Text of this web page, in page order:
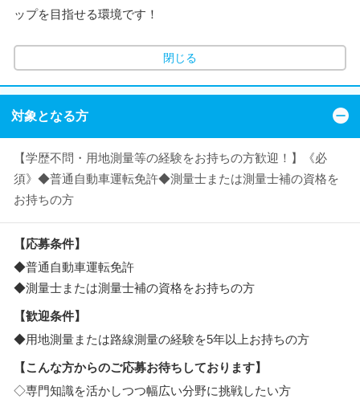
ップを目指せる環境です！
閉じる
対象となる方
【学歴不問・用地測量等の経験をお持ちの方歓迎！】《必
須》◆普通自動車運転免許◆測量士または測量士補の資格を
お持ちの方
【応募条件】
◆普通自動車運転免許
◆測量士または測量士補の資格をお持ちの方
【歓迎条件】
◆用地測量または路線測量の経験を5年以上お持ちの方
【こんな方からのご応募お待ちしております】
◇専門知識を活かしつつ幅広い分野に挑戦したい方